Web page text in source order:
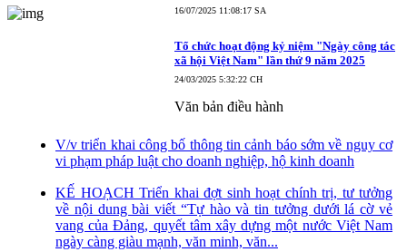
16/07/2025 11:08:17 SA
Tổ chức hoạt động kỷ niệm "Ngày công tác
xã hội Việt Nam" lần thứ 9 năm 2025
24/03/2025 5:32:22 CH
Văn bản điều hành
V/v triển khai công bố thông tin cảnh báo sớm về nguy cơ
vi phạm pháp luật cho doanh nghiệp, hộ kinh doanh
KẾ HOẠCH Triển khai đợt sinh hoạt chính trị, tư tưởng
về nội dung bài viết “Tự hào và tin tưởng dưới lá cờ vẻ
vang của Đảng, quyết tâm xây dựng một nước Việt Nam
ngày càng giàu mạnh, văn minh, văn...